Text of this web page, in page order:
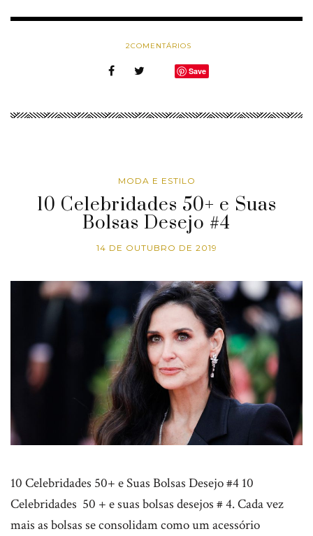
2COMENTÁRIOS
Save
MODA E ESTILO
10 Celebridades 50+ e Suas
Bolsas Desejo #4
14 DE OUTUBRO DE 2019
10 Celebridades 50+ e Suas Bolsas Desejo #4 10
Celebridades 50 + e suas bolsas desejos # 4. Cada vez
mais as bolsas se consolidam como um acessório